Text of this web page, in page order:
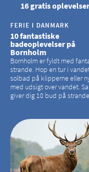
16 gratis
FERIE I DANMARK
10 fantastiske
badeoplevelser på
Bornholm
Bornholm er fyldt med
strande. Hop en tur i
solbad på klipperne eller
med udsigt over vandet.
giver dig 10 bud på